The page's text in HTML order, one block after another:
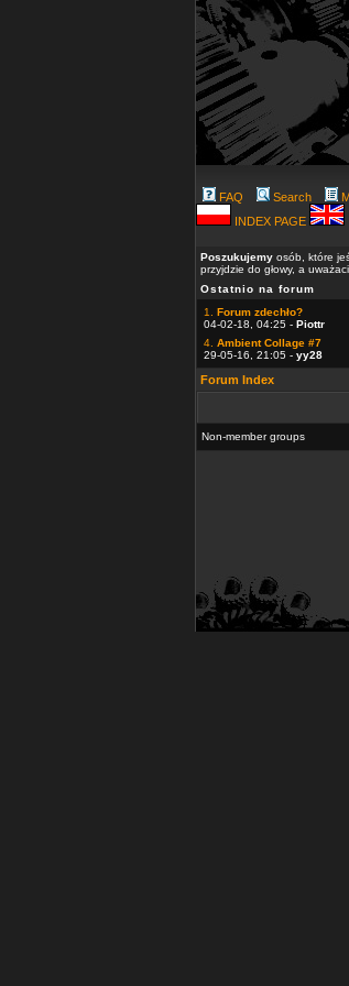
FAQ Search
INDEX PAGE
Poszukujemy osób, które
przyjdzie do głowy, a
Ostatnio na forum
1. Forum zdechło?
04-02-18, 04:25 - Piottr
4. Ambient Collage #7
29-05-16, 21:05 - yy28
Forum Index
Non-member groups